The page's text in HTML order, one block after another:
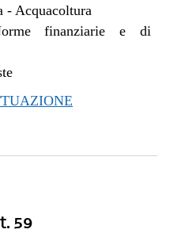
- Acquacoltura
finanziarie e di
59